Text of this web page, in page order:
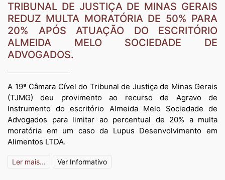
TRIBUNAL DE JUSTIÇA DE MINAS GERAIS
REDUZ MULTA MORATÓRIA DE 50% PARA
20% APÓS ATUAÇÃO DO ESCRITÓRIO
ALMEIDA MELO SOCIEDADE DE
ADVOGADOS.
A 19ª Câmara Cível do Tribunal de Justiça de Minas Gerais
(TJMG) deu provimento ao recurso de Agravo de
Instrumento do escritório Almeida Melo Sociedade de
Advogados para limitar ao percentual de 20% a multa
moratória em um caso da Lupus Desenvolvimento em
Alimentos LTDA.
Ler mais... Ver Informativo